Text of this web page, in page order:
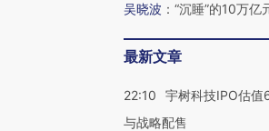
吴晓波 ： “沉睡”的10万亿
最新文章
22:10
宇树科技IPO估
与战略配售